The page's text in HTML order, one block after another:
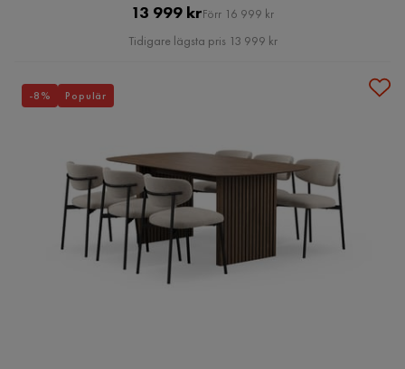
Pris
13 999 krOriginal
Pris
Förr 16 999 kr
Tidigare lägsta pris 13 999 kr
-8% Populär